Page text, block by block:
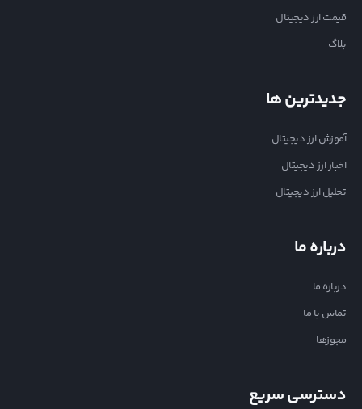
قیمت ارز دیجیتال
بلاگ
جدیدترین ها
آموزش ارز دیجیتال
اخبار ارز دیجیتال
تحلیل ارز دیجیتال
درباره ما
درباره ما
تماس با ما
مجوزها
دسترسی سریع